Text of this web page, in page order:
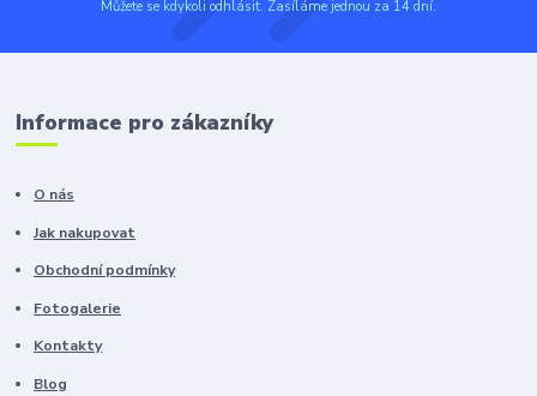
Můžete se kdykoli odhlásit. Zasíláme jednou za 14 dní.
Informace pro zákazníky
O nás
Jak nakupovat
Obchodní podmínky
Fotogalerie
Kontakty
Blog